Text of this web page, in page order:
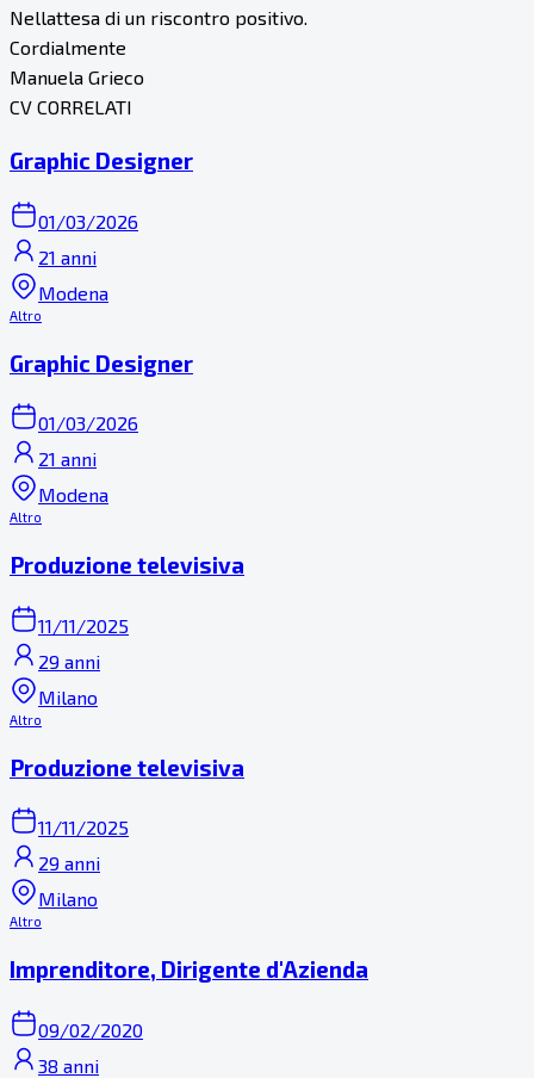
Nellattesa di un riscontro positivo.
Cordialmente
Manuela Grieco
CV CORRELATI
Graphic Designer
01/03/2026
21 anni
Modena
Altro
Graphic Designer
01/03/2026
21 anni
Modena
Altro
Produzione televisiva
11/11/2025
29 anni
Milano
Altro
Produzione televisiva
11/11/2025
29 anni
Milano
Altro
Imprenditore, Dirigente d'Azienda
09/02/2020
38 anni